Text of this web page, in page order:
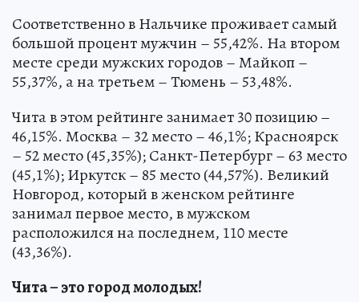
Соответственно в Нальчике проживает самый
большой процент мужчин – 55,42%. На втором
месте среди мужских городов – Майкоп –
55,37%, а на третьем – Тюмень – 53,48%.
Чита в этом рейтинге занимает 30 позицию –
46,15%. Москва – 32 место – 46,1%; Красноярск
– 52 место (45,35%); Санкт-Петербург – 63 место
(45,1%); Иркутск – 85 место (44,57%). Великий
Новгород, который в женском рейтинге
занимал первое место, в мужском
расположился на последнем, 110 месте
(43,36%).
Чита – это город молодых!